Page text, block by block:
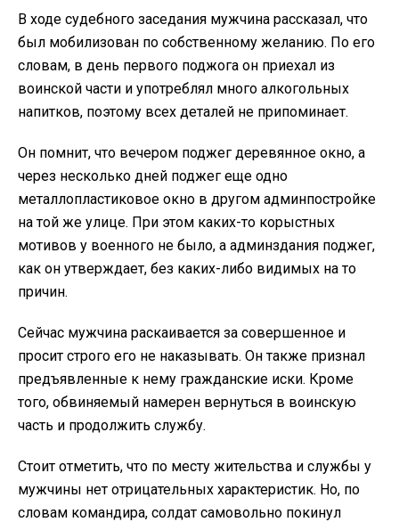
В ходе судебного заседания мужчина рассказал, что
был мобилизован по собственному желанию. По его
словам, в день первого поджога он приехал из
воинской части и употреблял много алкогольных
напитков, поэтому всех деталей не припоминает.
Он помнит, что вечером поджег деревянное окно, а
через несколько дней поджег еще одно
металлопластиковое окно в другом админпостройке
на той же улице. При этом каких-то корыстных
мотивов у военного не было, а админздания поджег,
как он утверждает, без каких-либо видимых на то
причин.
Сейчас мужчина раскаивается за совершенное и
просит строго его не наказывать. Он также признал
предъявленные к нему гражданские иски. Кроме
того, обвиняемый намерен вернуться в воинскую
часть и продолжить службу.
Стоит отметить, что по месту жительства и службы у
мужчины нет отрицательных характеристик. Но, по
словам командира, солдат самовольно покинул